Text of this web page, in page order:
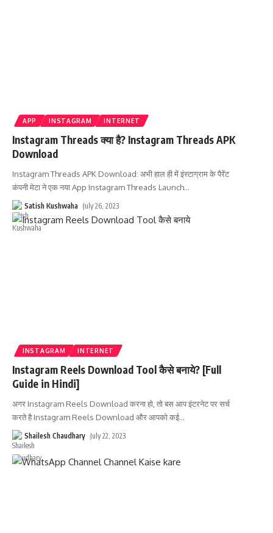
APP INSTAGRAM INTERNET
Instagram Threads क्या है? Instagram Threads APK
Download
Instagram Threads APK Download: अभी हाल ही में इंस्टाग्राम के पैरेंट
कंपनी मेटा ने एक नया App Instagram Threads Launch…
Satish Kushwaha July 26, 2023
INSTAGRAM INTERNET
Instagram Reels Download Tool कैसे बनाये? [Full
Guide in Hindi]
अगर Instagram Reels Download करना हो, तो बस आप इंटरनेट पर सर्च
करते है Instagram Reels Download और आपको कई…
Shailesh Chaudhary July 22, 2023